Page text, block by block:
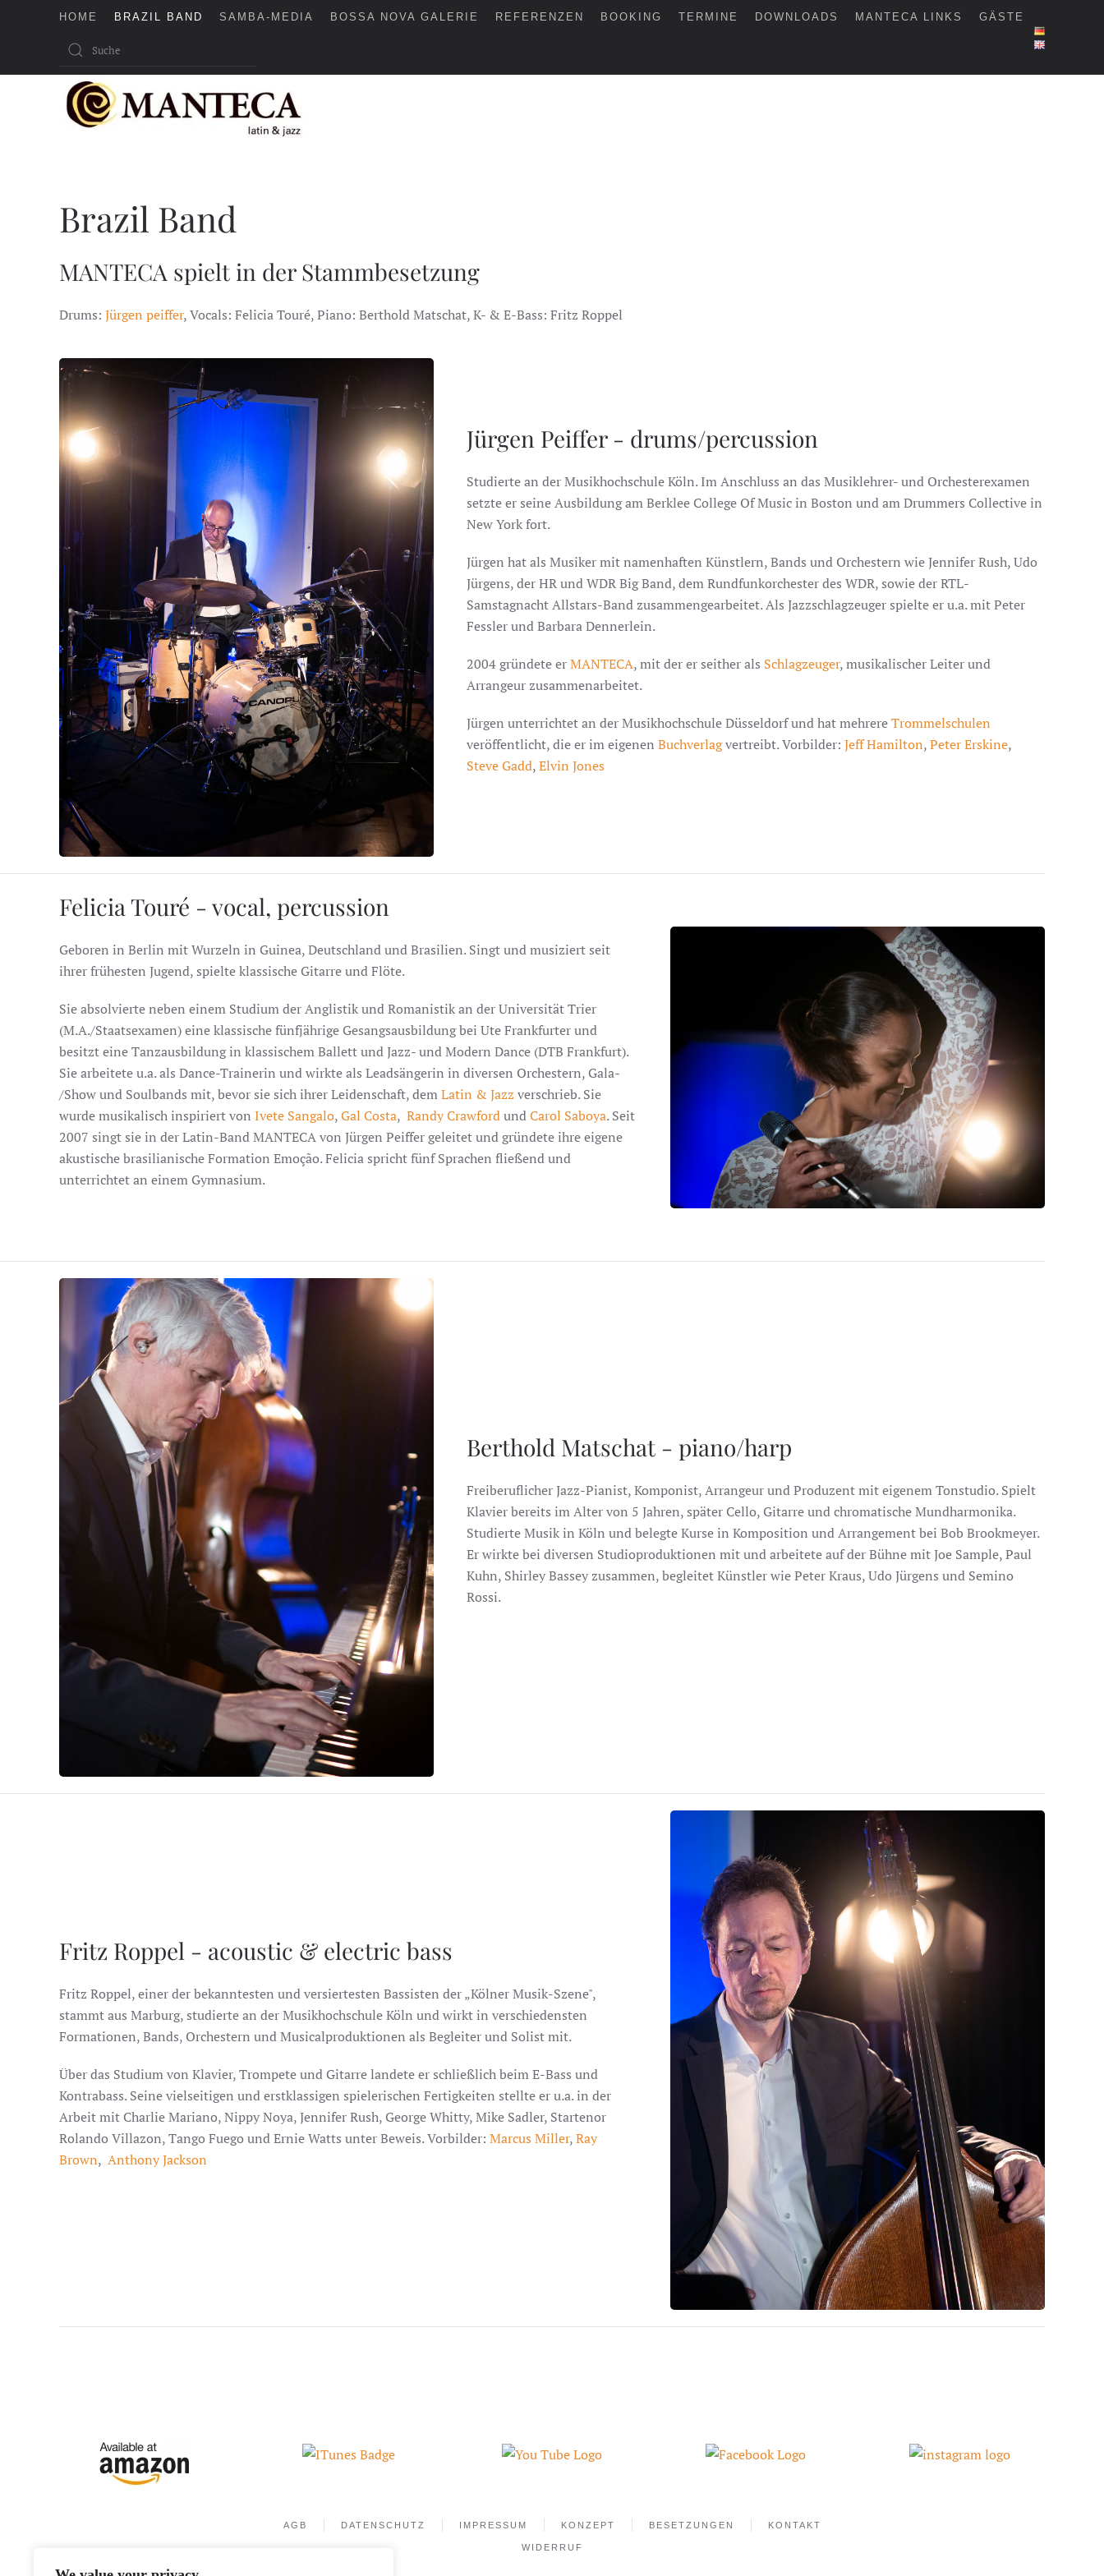
Skip to main content
HOME BRAZIL BAND SAMBA-MEDIA BOSSA NOVA GALERIE REFERENZEN BOOKING TERMINE DOWNLOADS MANTECA LINKS GÄSTE
Brazil Band
MANTECA spielt in der Stammbesetzung
Drums: Jürgen peiffer, Vocals: Felicia Touré, Piano: Berthold Matschat, K- & E-Bass: Fritz Roppel
Jürgen Peiffer - drums/percussion
Studierte an der Musikhochschule Köln. Im Anschluss an das Musiklehrer- und Orchesterexamen
setzte er seine Ausbildung am Berklee College Of Music in Boston und am Drummers Collective in
New York fort.
Jürgen hat als Musiker mit namenhaften Künstlern, Bands und Orchestern wie Jennifer Rush, Udo
Jürgens, der HR und WDR Big Band, dem Rundfunkorchester des WDR, sowie der RTL-
Samstagnacht Allstars-Band zusammengearbeitet. Als Jazzschlagzeuger spielte er u.a. mit Peter
Fessler und Barbara Dennerlein.
2004 gründete erMANTECA, mit der er seither als Schlagzeuger, musikalischer Leiter und
Arrangeur zusammenarbeitet.
Jürgen unterrichtet an der Musikhochschule Düsseldorf und hat mehrereTrommelschulen
veröffentlicht, die er im eigenen Buchverlagvertreibt. Vorbilder: Jeff Hamilton,Peter Erskine,
Steve Gadd,Elvin Jones
Felicia Touré - vocal, percussion
Geboren in Berlin mit Wurzeln in Guinea, Deutschland und Brasilien. Singt und musiziert seit
ihrer frühesten Jugend, spielte klassische Gitarre und Flöte.
Sie absolvierte neben einem Studium der Anglistik und Romanistik an der Universität Trier
(M.A./Staatsexamen) eine klassische fünfjährige Gesangsausbildung bei Ute Frankfurter und
besitzt eine Tanzausbildung in klassischem Ballett und Jazz- und Modern Dance (DTB Frankfurt).
Sie arbeitete u.a. als Dance-Trainerin und wirkte als Leadsängerin in diversen Orchestern, Gala-
/Show und Soulbands mit, bevor sie sich ihrer Leidenschaft, demLatin & Jazz verschrieb. Sie
wurde musikalisch inspiriert von Ivete Sangalo,Gal Costa, Randy CrawfordundCarol Saboya. Seit
2007 singt sie in der Latin-Band MANTECA von Jürgen Peiffer geleitet und gründete ihre eigene
akustische brasilianische Formation Emoção. Felicia spricht fünf Sprachen fließend und
unterrichtet an einem Gymnasium.
Berthold Matschat - piano/harp
Freiberuflicher Jazz-Pianist, Komponist, Arrangeur und Produzent mit eigenem Tonstudio. Spielt
Klavier bereits im Alter von 5 Jahren, später Cello, Gitarre und chromatische Mundharmonika.
Studierte Musik in Köln und belegte Kurse in Komposition und Arrangement bei Bob Brookmeyer.
Er wirkte bei diversen Studioproduktionen mit und arbeitete auf der Bühne mit Joe Sample, Paul
Kuhn, Shirley Bassey zusammen, begleitet Künstler wie Peter Kraus, Udo Jürgens und Semino
Rossi.
Fritz Roppel - acoustic & electric bass
Fritz Roppel, einer der bekanntesten und versiertesten Bassisten der „Kölner Musik-Szene",
stammt aus Marburg, studierte an der Musikhochschule Köln und wirkt in verschiedensten
Formationen, Bands, Orchestern und Musicalproduktionen als Begleiter und Solist mit.
Über das Studium von Klavier, Trompete und Gitarre landete er schließlich beim E-Bass und
Kontrabass. Seine vielseitigen und erstklassigen spielerischen Fertigkeiten stellte er u.a. in der
Arbeit mit Charlie Mariano, Nippy Noya, Jennifer Rush, George Whitty, Mike Sadler, Startenor
Rolando Villazon, Tango Fuego und Ernie Watts unter Beweis. Vorbilder: Marcus Miller,Ray
Brown, Anthony Jackson
AGB DATENSCHUTZ IMPRESSUM KONZEPT BESETZUNGEN KONTAKT
WIDERRUF